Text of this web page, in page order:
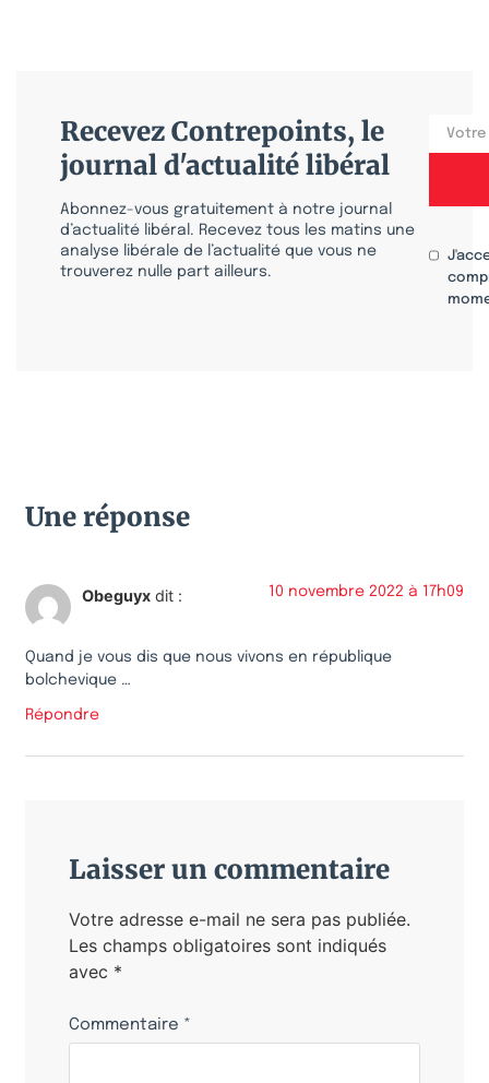
Recevez Contrepoints, le
journal d'actualité libéral
Abonnez-vous gratuitement à notre journal
d’actualité libéral. Recevez tous les matins une
analyse libérale de l’actualité que vous ne
trouverez nulle part ailleurs.
Une réponse
Obeguyx dit : 10 novembre 2022 à 17h09
Quand je vous dis que nous vivons en république
bolchevique …
Répondre
Laisser un commentaire
Votre adresse e-mail ne sera pas publiée.
Les champs obligatoires sont indiqués
avec *
Commentaire *